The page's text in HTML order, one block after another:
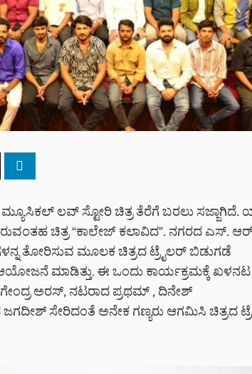
ಲವ್ ಸ್ಟೋರಿ ಚಿತ್ರ ತೆರೆಗೆ ಬರಲು
ಚಿತ್ರ “ಕಾಲೇಜ್ ಕಲಾವಿದ”. ನಗರದ ಎಸ್. ಆರ್.
ತೋರಿಸುವ ಮೂಲಕ ಚಿತ್ರದ ಟ್ರೈಲರ್ ಬಿಡುಗಡೆ
ಮಾಡಿತ್ತು. ಈ ಒಂದು ಕಾರ್ಯಕ್ರಮಕ್ಕೆ
ಅರಸ್, ನಟರಾದ ಪ್ರಥಮ್ , ದಿನೇಶ್
ಸೇರಿದಂತೆ ಅನೇಕ ಗಣ್ಯರು ಆಗಮಿಸಿ ಚಿತ್ರದ